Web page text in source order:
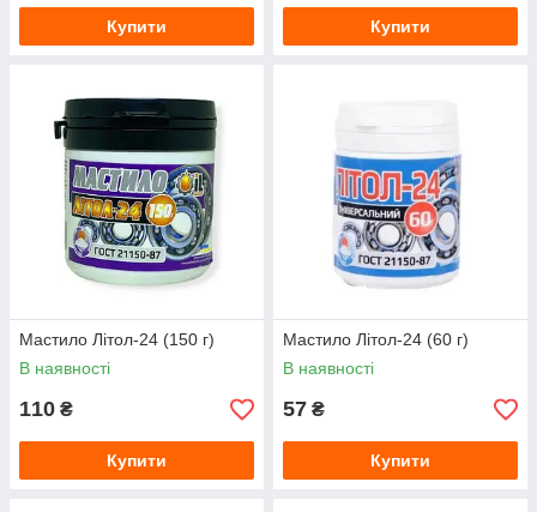
Купити Купити
Мастило Літол-24 (150 г)
В наявності
110 ₴
Купити
Мастило Літол-24 (60 г)
В наявності
57 ₴
Купити